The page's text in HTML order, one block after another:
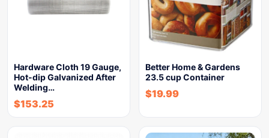
Hardware Cloth 19 Gauge,
Hot-dip Galvanized After
Welding…
$153.25
Better Home & Gardens
23.5 cup Container
$19.99